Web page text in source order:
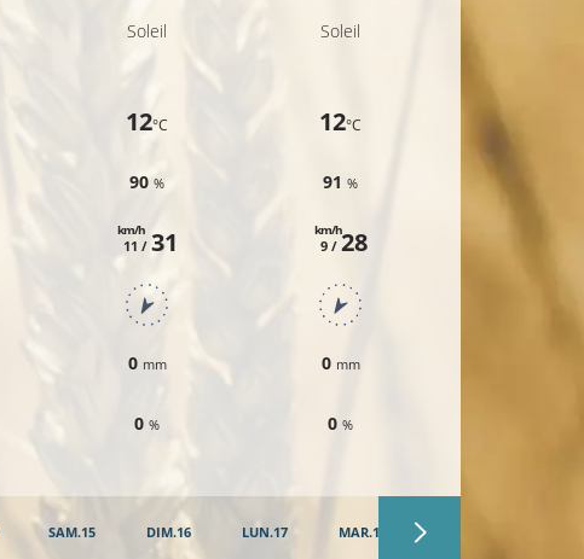
Soleil
12°C
90%
11 /
km/h 31
0 mm
0%
Soleil
12°C
91%
9 /
km/h28
0 mm
0%
SAM.15 DIM.16 LUN.17 MAR.18